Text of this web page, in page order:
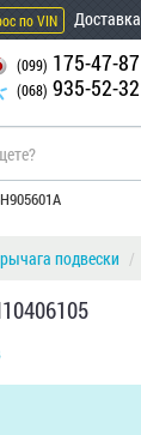
по VIN Доставка
(099) 175-47-87
(068) 935-52-32
подвески